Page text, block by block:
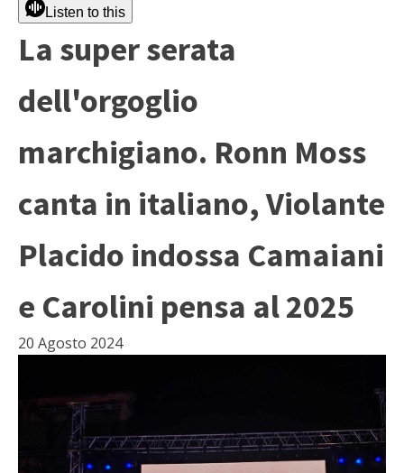
Listen to this
La super serata
dell'orgoglio
marchigiano. Ronn Moss
canta in italiano, Violante
Placido indossa Camaiani
e Carolini pensa al 2025
20 Agosto 2024